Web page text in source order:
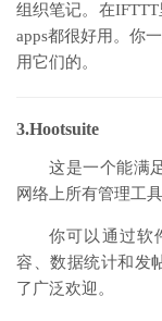
组织笔记。在
apps都很好用。你
用它们的。
3.Hootsuite
这是一个能满
网络上所有管理工
你可以通过软
容、数据统计和发
了广泛欢迎。